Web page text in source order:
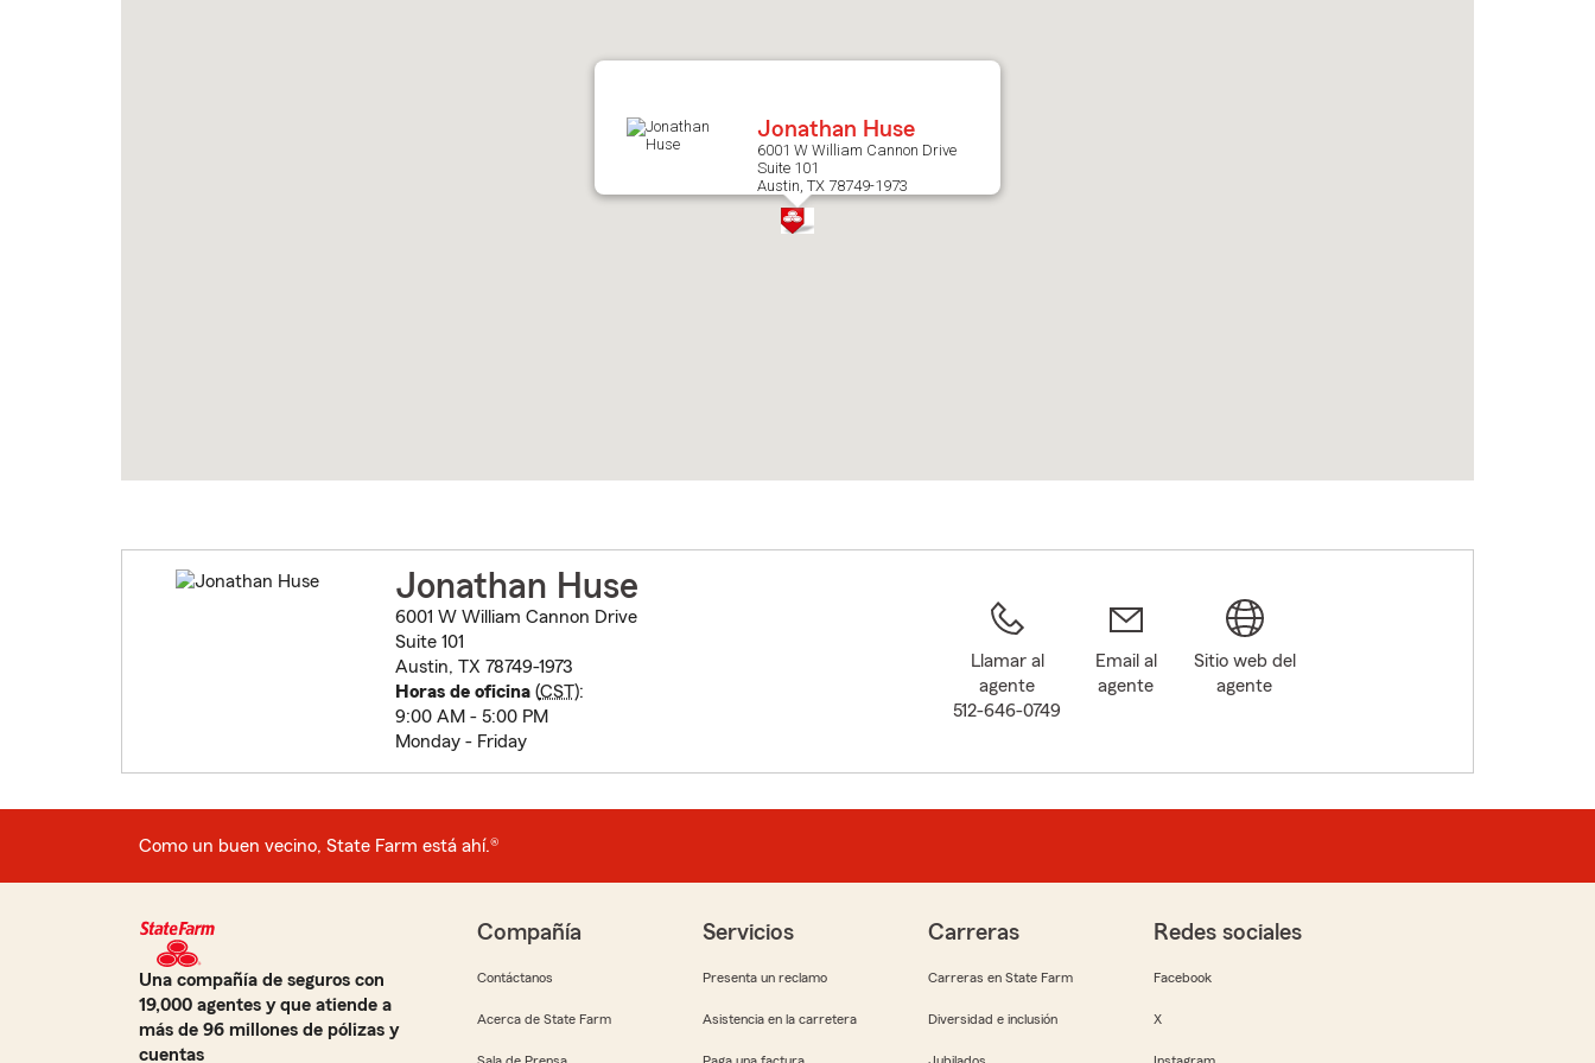
Jonathan Huse
6001 W William Cannon Drive
Suite 101
Austin, TX 78749-1973
Jonathan Huse
6001 W William Cannon Drive
Suite 101
Austin, TX 78749-1973
Horas de oficina(CST):
9:00 AM - 5:00 PM
Monday - Friday
Llamar al
agente
512-646-0749
Email al
agente
Sitio web del
agente
Como un buen vecino, State Farm está ahí.®
Una compañía de seguros con
19,000 agentes y que atiende a
más de 96 millones de pólizas y
cuentas
Compañía
Contáctanos
Acerca de State Farm
Servicios
Presenta un reclamo
Asistencia en la carretera
Carreras
Carreras en State Farm
Diversidad e inclusión
Redes sociales
Facebook
X